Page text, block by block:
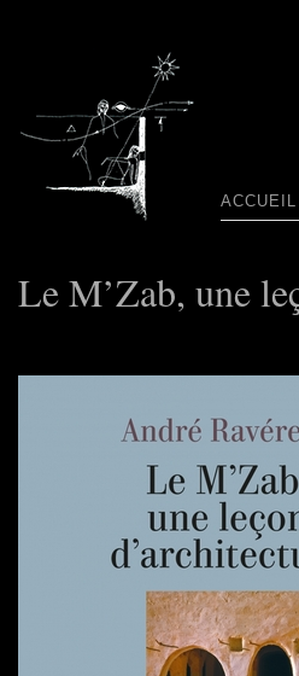
ACCUEIL
Le M’Zab, une